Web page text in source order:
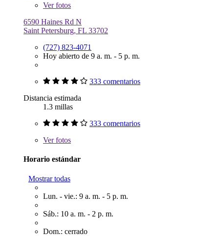
Verfotos
6590 Haines Rd N
Saint Petersburg, FL 33702
(727) 823-4071
Hoy abierto de 9 a. m. - 5 p. m.
333 comentarios
Distancia estimada
1.3 millas
333 comentarios
Verfotos
Horario estándar
Mostrar todas
Lun. - vie.: 9 a. m. - 5 p. m.
Sáb.: 10 a. m. - 2 p. m.
Dom.: cerrado